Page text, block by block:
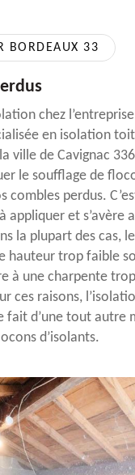
BORDEAUX 33
chez
en isolation
ville de Cavignac
le soufflage de
combles perdus.
appliquer et s’avère
la plupart des cas,
hauteur trop faible
à une charpente trop
ces raisons,
fait d’une tout autre
d’isolants.